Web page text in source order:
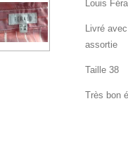
Louis
Livré
assortie
Taille 38
Très bon